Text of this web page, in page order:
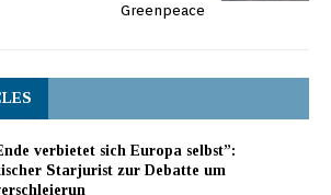
Greenpeace
verbietet sich Europa selbst”:
Starjurist zur Debatte um